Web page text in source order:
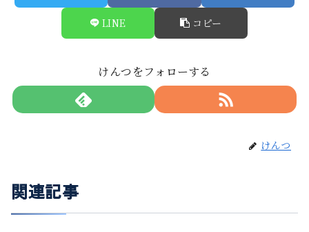
LINE コピー
けんつをフォローする
けんつ
関連記事